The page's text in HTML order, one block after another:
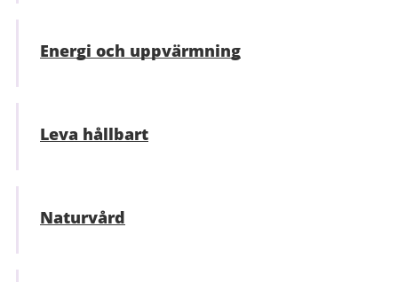
Energi och uppvärmning
Leva hållbart
Naturvård